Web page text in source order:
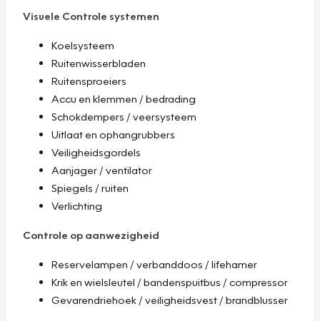
Visuele Controle systemen
Koelsysteem
Ruitenwisserbladen
Ruitensproeiers
Accu en klemmen / bedrading
Schokdempers / veersysteem
Uitlaat en ophangrubbers
Veiligheidsgordels
Aanjager / ventilator
Spiegels / ruiten
Verlichting
Controle op aanwezigheid
Reservelampen / verbanddoos / lifehamer
Krik en wielsleutel / bandenspuitbus / compressor
Gevarendriehoek / veiligheidsvest / brandblusser